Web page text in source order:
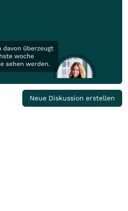
Neue Diskussion erstellen